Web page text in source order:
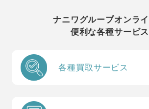
ナニワグループオンラ
便利な各種サービス
各種買取サービス